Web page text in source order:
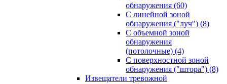
обнаружения (60)
С линейной зоной
обнаружения ("луч") (8)
С объемной зоной
обнаружения
(потолочные) (4)
С поверхностной зоной
обнаружения ("штора") (8)
Извещатели тревожной